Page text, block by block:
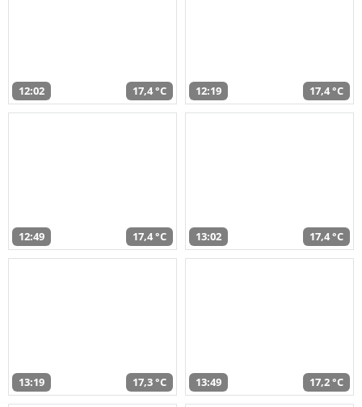
12:02 17,4 °C 12:19 17,4 °C
12:49 17,4 °C 13:02 17,4 °C
13:19 17,3 °C 13:49 17,2 °C